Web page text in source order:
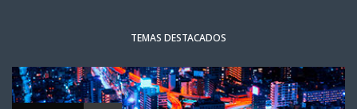
TEMAS DESTACADOS